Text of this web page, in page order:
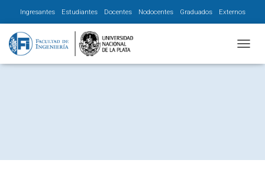
Ingresantes Estudiantes Docentes Nodocentes Graduados Externos